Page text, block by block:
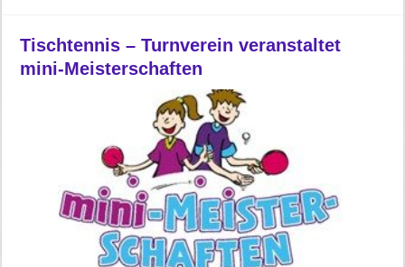
Tischtennis – Turnverein veranstaltet
mini-Meisterschaften